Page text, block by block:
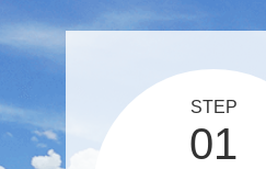
STEP
01